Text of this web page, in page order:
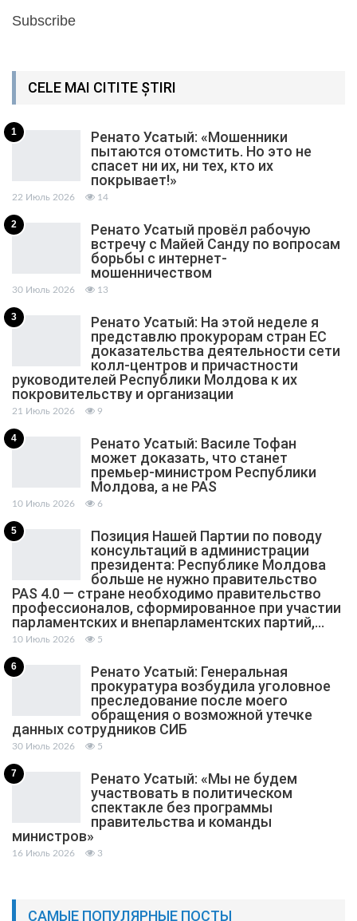
Subscribe
CELE MAI CITITE ȘTIRI
1
Ренато Усатый: «Мошенники
пытаются отомстить. Но это не
спасет ни их, ни тех, кто их
покрывает!»
22 Июль 2026 14
2
Ренато Усатый провёл рабочую
встречу с Майей Санду по вопросам
борьбы с интернет-
мошенничеством
30 Июль 2026 13
3
Ренато Усатый: На этой неделе я
представлю прокурорам стран ЕС
доказательства деятельности сети
колл-центров и причастности
руководителей Республики Молдова к их
покровительству и организации
21 Июль 2026 9
4
Ренато Усатый: Василе Тофан
может доказать, что станет
премьер-министром Республики
Молдова, а не PAS
10 Июль 2026 6
5
Позиция Нашей Партии по поводу
консультаций в администрации
президента: Республике Молдова
больше не нужно правительство
PAS 4.0 — стране необходимо правительство
профессионалов, сформированное при участии
парламентских и внепарламентских партий,…
10 Июль 2026 5
6
Ренато Усатый: Генеральная
прокуратура возбудила уголовное
преследование после моего
обращения о возможной утечке
данных сотрудников СИБ
30 Июль 2026 5
7
Ренато Усатый: «Мы не будем
участвовать в политическом
спектакле без программы
правительства и команды
министров»
16 Июль 2026 3
САМЫЕ ПОПУЛЯРНЫЕ ПОСТЫ